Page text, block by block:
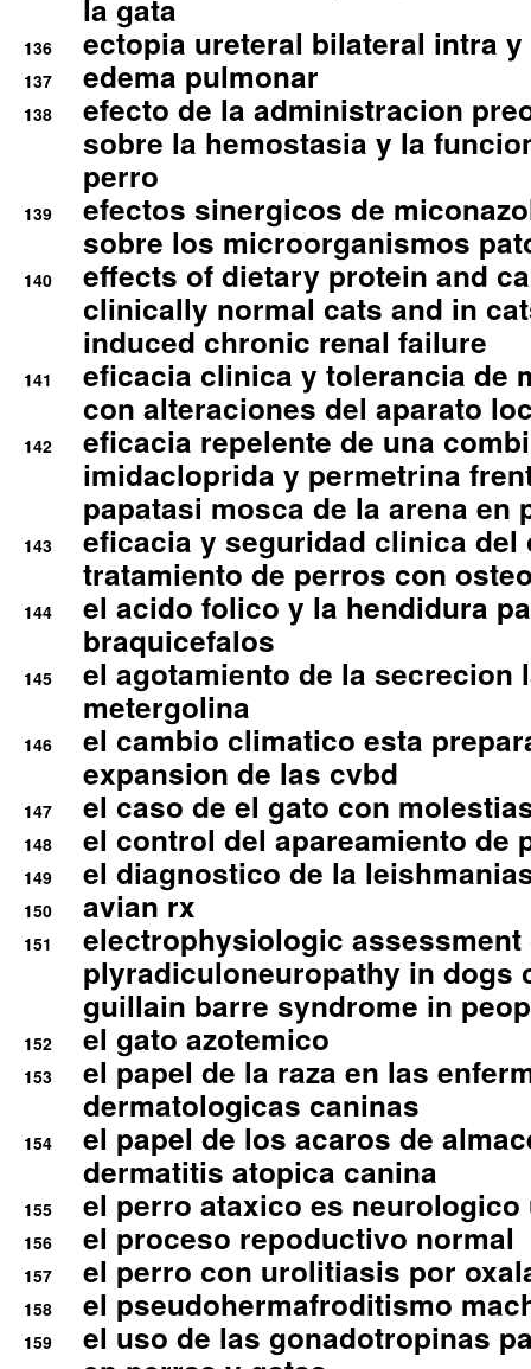
la gata
136 ectopia ureteral bilateral intra
137 edema pulmonar
138
efecto de la administracion
sobre la hemostasia y la
perro
139
efectos sinergicos de
sobre los microorganismos
140
effects of dietary protein and
clinically normal cats and in
induced chronic renal failure
141
eficacia clinica y tolerancia de
con alteraciones del aparato
142
eficacia repelente de una
imidacloprida y permetrina
papatasi mosca de la arena en
143
eficacia y seguridad clinica del
tratamiento de perros con
144
el acido folico y la hendidura
braquicefalos
145
el agotamiento de la secrecion
metergolina
146
el cambio climatico esta
expansion de las cvbd
147 el caso de el gato con
148 el control del apareamiento de
149 el diagnostico de la
150 avian rx
151
electrophysiologic assessment
plyradiculoneuropathy in dogs
guillain barre syndrome in
152 el gato azotemico
153
el papel de la raza en las
dermatologicas caninas
154
el papel de los acaros de
dermatitis atopica canina
155 el perro ataxico es
156 el proceso repoductivo normal
157 el perro con urolitiasis por
158 el pseudohermafroditismo
159
el uso de las gonadotropinas